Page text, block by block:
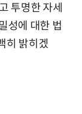
투명한 자세
성에 대한 법
히 밝히겠